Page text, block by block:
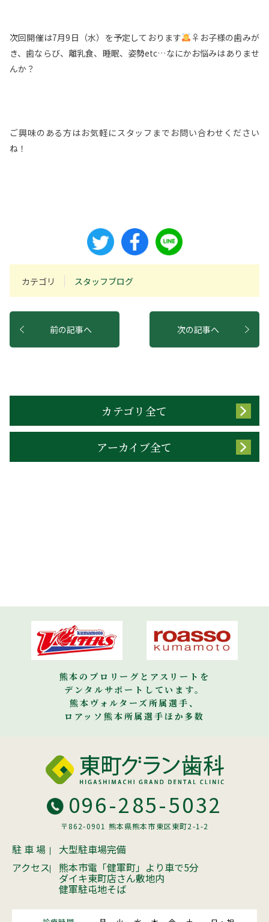
次回開催は7月9日（水）を予定しております
‍♀お子様の歯みが
き、歯ならび、離乳食、睡眠、姿勢etc…なにかお悩みはありませ
んか？
ご興味のある方はお気軽にスタッフまでお問い合わせください
ね！
カテゴリ スタッフブログ
前の記事へ 次の記事へ
カテゴリ全て
アーカイブ全て
熊本のプロリーグとアスリートを
デンタルサポートしています。
熊本ヴォルターズ所属選手、
ロアッソ熊本所属選手ほか多数
096-285-5032
〒862-0901 熊本県熊本市東区東町2-1-2
駐 車 場
大型駐車場完備
アクセス
熊本市電「健軍町」より車で5分
ダイキ東町店さん敷地内
健軍駐屯地そば